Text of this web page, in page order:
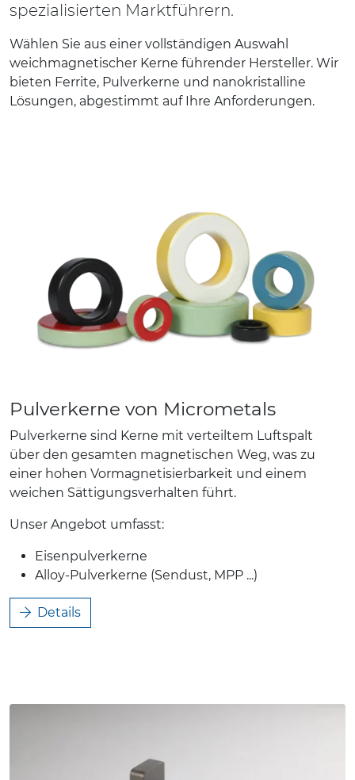
spezialisierten Marktführern.
Wählen Sie aus einer vollständigen Auswahl
weichmagnetischer Kerne führender Hersteller. Wir
bieten Ferrite, Pulverkerne und nanokristalline
Lösungen, abgestimmt auf Ihre Anforderungen.
Pulverkerne von Micrometals
Pulverkerne sind Kerne mit verteiltem Luftspalt
über den gesamten magnetischen Weg, was zu
einer hohen Vormagnetisierbarkeit und einem
weichen Sättigungsverhalten führt.
Unser Angebot umfasst:
Eisenpulverkerne
Alloy-Pulverkerne (Sendust, MPP ...)
Details